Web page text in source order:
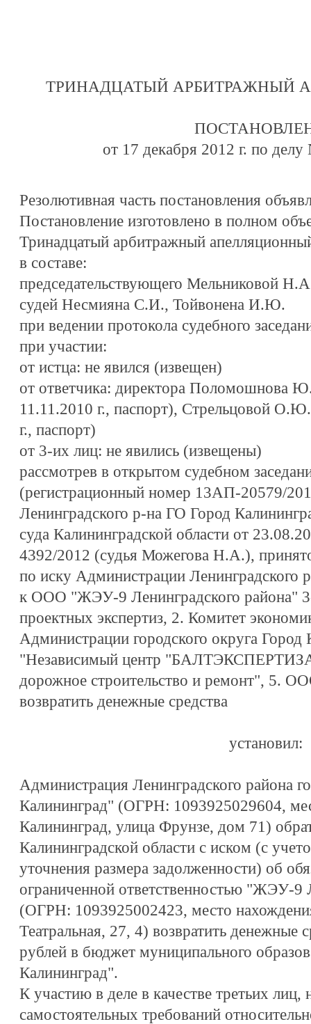
ТРИНАДЦАТЫЙ АРБИТРАЖНЫЙ
от 17 декабря 2012 г. по
Резолютивная часть постановления
Постановление изготовлено в полном
Тринадцатый арбитражный
в составе:
председательствующего Мельниковой
судей Несмияна С.И., Тойвонена И.Ю.
при ведении протокола судебного
при участии:
от истца: не явился (извещен)
от ответчика: директора Поломошнова
11.11.2010 г., паспорт), Стрельцовой
г., паспорт)
от 3-их лиц: не явились (извещены)
рассмотрев в открытом судебном
(регистрационный номер 13АП-20579/
Ленинградского р-на ГО Город
суда Калининградской области от
4392/2012 (судья Можегова Н.А.),
по иску Администрации Ленинградского
к ООО "ЖЭУ-9 Ленинградского района"
проектных экспертиз, 2. Комитет
Администрации городского округа
"Независимый центр
дорожное строительство и ремонт", 5.
возвратить денежные средства
установил:
Администрация Ленинградского района
Калининград" (ОГРН: 1093925029604,
Калининград, улица Фрунзе, дом 71)
Калининградской области с иском (с
уточнения размера задолженности) об
ограниченной ответственностью "ЖЭУ-9
(ОГРН: 1093925002423, место
Театральная, 27, 4) возвратить денежные
рублей в бюджет муниципального
Калининград".
К участию в деле в качестве третьих
самостоятельных требований